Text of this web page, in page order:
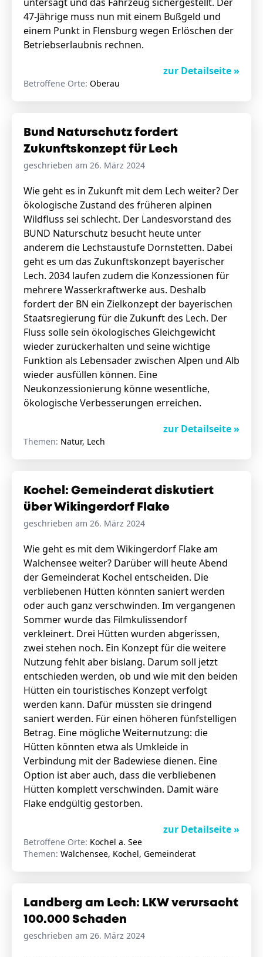
47-Jährige muss nun mit einem Bußgeld und
einem Punkt in Flensburg wegen Erlöschen der
Betriebserlaubnis rechnen.
zur Detailseite »
Betroffene Orte: Oberau
Bund Naturschutz fordert
Zukunftskonzept für Lech
geschrieben am 26. März 2024
Wie geht es in Zukunft mit dem Lech weiter? Der
ökologische Zustand des früheren alpinen
Wildfluss sei schlecht. Der Landesvorstand des
BUND Naturschutz besucht heute unter
anderem die Lechstaustufe Dornstetten. Dabei
geht es um das Zukunftskonzept bayerischer
Lech. 2034 laufen zudem die Konzessionen für
mehrere Wasserkraftwerke aus. Deshalb
fordert der BN ein Zielkonzept der bayerischen
Staatsregierung für die Zukunft des Lech. Der
Fluss solle sein ökologisches Gleichgewicht
wieder zurückerhalten und seine wichtige
Funktion als Lebensader zwischen Alpen und Alb
wieder ausfüllen können. Eine
Neukonzessionierung könne wesentliche,
ökologische Verbesserungen erreichen.
zur Detailseite »
Themen: Natur, Lech
Kochel: Gemeinderat diskutiert
über Wikingerdorf Flake
geschrieben am 26. März 2024
Wie geht es mit dem Wikingerdorf Flake am
Walchensee weiter? Darüber will heute Abend
der Gemeinderat Kochel entscheiden. Die
verbliebenen Hütten könnten saniert werden
oder auch ganz verschwinden. Im vergangenen
Sommer wurde das Filmkulissendorf
verkleinert. Drei Hütten wurden abgerissen,
zwei stehen noch. Ein Konzept für die weitere
Nutzung fehlt aber bislang. Darum soll jetzt
entschieden werden, ob und wie mit den beiden
Hütten ein touristisches Konzept verfolgt
werden kann. Dafür müssten sie dringend
saniert werden. Für einen höheren fünfstelligen
Betrag. Eine mögliche Weiternutzung: die
Hütten könnten etwa als Umkleide in
Verbindung mit der Badewiese dienen. Eine
Option ist aber auch, dass die verbliebenen
Hütten komplett verschwinden. Damit wäre
Flake endgültig gestorben.
zur Detailseite »
Betroffene Orte: Kochel a. See
Themen: Walchensee, Kochel, Gemeinderat
Landberg am Lech: LKW verursacht
100.000 Schaden
geschrieben am 26. März 2024